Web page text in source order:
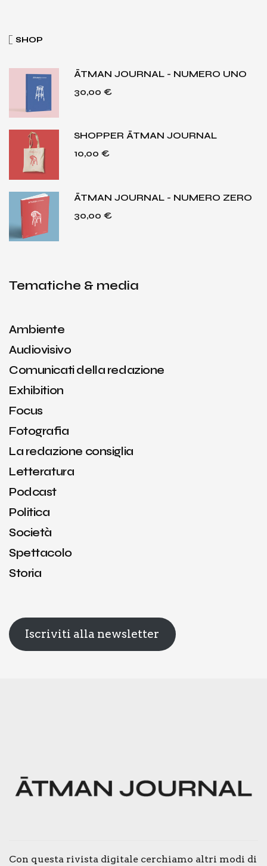
SHOP
ĀTMAN JOURNAL - NUMERO UNO
30,00 €
SHOPPER ĀTMAN JOURNAL
10,00 €
ĀTMAN JOURNAL - NUMERO ZERO
30,00 €
Tematiche & media
Ambiente
Audiovisivo
Comunicati della redazione
Exhibition
Focus
Fotografia
La redazione consiglia
Letteratura
Podcast
Politica
Società
Spettacolo
Storia
Iscriviti alla newsletter
Con que­sta rivi­sta digi­ta­le cer­chia­mo altri modi di